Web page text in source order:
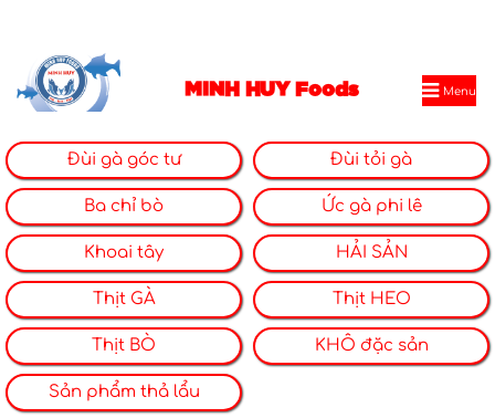
MINH HUY Foods Menu
Đùi gà góc tư Đùi tỏi gà
Ba chỉ bò Ức gà phi lê
Khoai tây HẢI SẢN
Thịt GÀ Thịt HEO
Thịt BÒ KHÔ đặc sản
Sản phẩm thả lẩu